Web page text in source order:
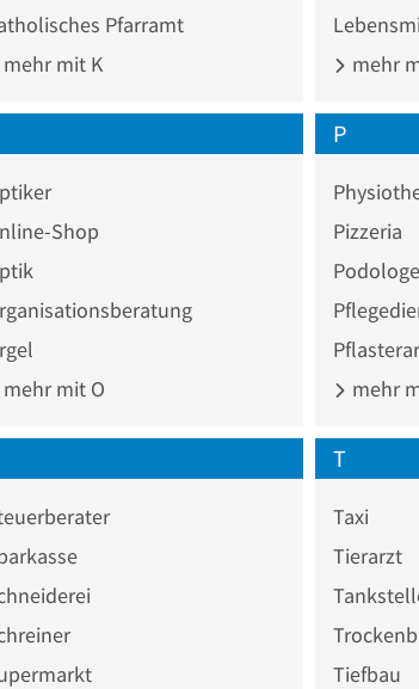
Pfarramt
mehr mit K
mehr
Shop
mehr mit O
P
Pizzeria
Podologe
mehr
T
Taxi
Tierarzt
Tiefbau